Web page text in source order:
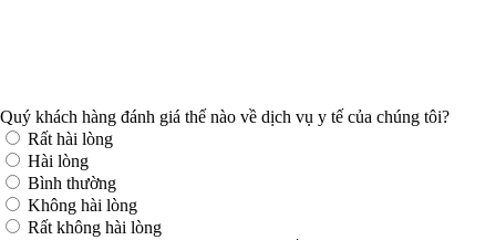
Quý khách hàng đánh giá thế nào về dịch vụ y tế của chúng tôi?
Rất hài lòng
Hài lòng
Bình thường
Không hài lòng
Rất không hài lòng